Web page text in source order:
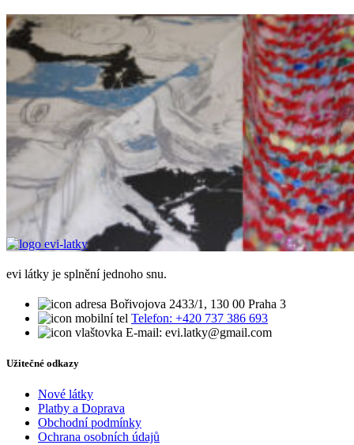
evi látky je splnění jednoho snu.
Bořivojova 2433/1, 130 00 Praha 3
Telefon: +420 737 386 693
E-mail: evi.latky@gmail.com
Užitečné odkazy
Nové látky
Platby a Doprava
Obchodní podmínky
Ochrana osobních údajů